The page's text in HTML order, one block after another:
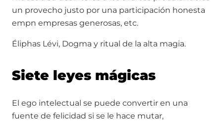
un provecho justo por una participación honesta
empn empresas generosas, etc.
Éliphas Lévi, Dogma y ritual de la alta magia.
Siete leyes mágicas
El ego intelectual se puede convertir en una
fuente de felicidad si se le hace mutar,